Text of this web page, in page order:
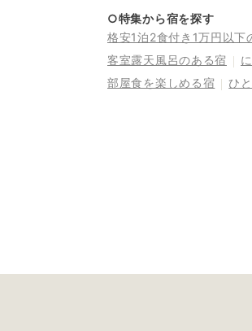
○特集から宿を探す
格安1泊2食付き1万円以下
客室露天風呂のある宿
部屋食を楽しめる宿
ひ